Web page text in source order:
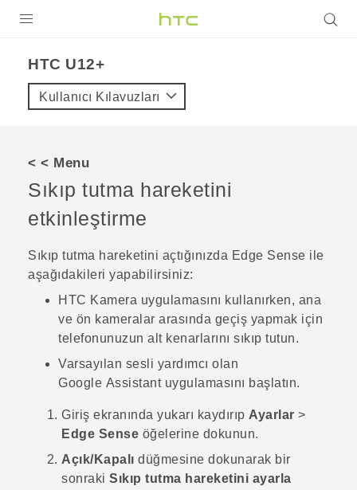
VIVE
VIVERSE
DESTEK
HTC U12+‎
Kullanıcı Kılavuzları
< < Menu
Sıkıp tutma hareketini
etkinleştirme
Sıkıp tutma hareketini açtığınızda Edge Sense ile
aşağıdakileri yapabilirsiniz:
HTC Kamera uygulamasını kullanırken, ana
ve ön kameralar arasında geçiş yapmak için
telefonunuzun alt kenarlarını sıkıp tutun.
Varsayılan sesli yardımcı olan
Google Assistantuygulamasını başlatın.
Giriş ekranında yukarı kaydırıp Ayarlar >
Edge Sense öğelerine dokunun.
Açık/Kapalı düğmesine dokunarak bir
sonraki Sıkıp tutma hareketini ayarla